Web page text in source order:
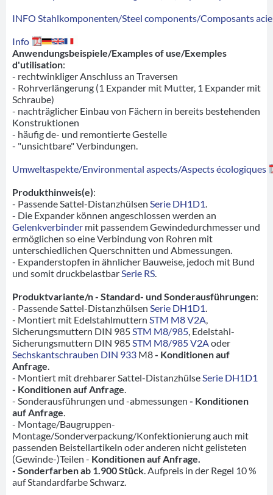
INFO Stahlkomponenten/Steel components/Composants
Info
Anwendungsbeispiele/Examples of use/Exemples
d'utilisation:
- rechtwinkliger Anschluss an Traversen
- Rohrverlängerung (1 Expander mit Mutter, 1 Expander mit
Schraube)
- nachträglicher Einbau von Fächern in bereits bestehenden
Konstruktionen
- häufig de- und remontierte Gestelle
- "unsichtbare" Verbindungen.
Umweltaspekte/Environmental aspects/Aspects écologiques
Produkthinweis(e):
- Passende Sattel-Distanzhülsen Serie DH1D1
- Die Expander können angeschlossen werden an
Gelenkverbinder mit passendem Gewindedurchmesser und
ermöglichen so eine Verbindung von Rohren mit
unterschiedlichen Querschnitten und Abmessungen.
- Expanderstopfen in ähnlicher Bauweise, jedoch mit Bund
und somit druckbelastbar Serie RS
Produktvariante/n - Standard- und Sonderausführungen:
- Passende Sattel-Distanzhülsen Serie DH1D1
- Montiert mit Edelstahlmuttern STM M8 V2A
Sicherungsmuttern DIN 985 STM M8/985 , Edelstahl-
Sicherungsmuttern DIN 985 STM M8/985 V2A oder
Sechskantschrauben DIN 933 M8- Konditionen auf
Anfrage
- Montiert mit drehbarer Sattel-Distanzhülse Serie DH1D1
- Konditionen auf Anfrage
- Sonderausführungen und -abmessungen - Konditionen
auf Anfrage
- Montage/Baugruppen-
Montage/Sonderverpackung/Konfektionierung auch mit
passenden Beistellartikeln oder anderen nicht gelisteten
(Gewinde-)Teilen - Konditionen auf Anfrage.
- Sonderfarben ab 1.900 Stück . Aufpreis in der Regel 10 %
auf Standardfarbe Schwarz.